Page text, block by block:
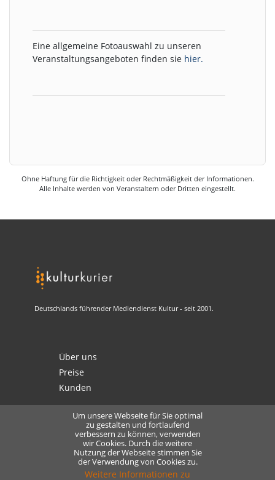
Eine allgemeine Fotoauswahl zu unseren
Veranstaltungsangeboten finden sie hier.
Ohne Haftung für die Richtigkeit oder Rechtmäßigkeit der Informationen.
Alle Inhalte werden von Veranstaltern oder Dritten eingestellt.
Deutschlands führender Mediendienst Kultur - seit 2001.
Über uns
Preise
Kunden
Kontakt
Datenschutz
Lizensierung
Um unsere Webseite für Sie optimal
zu gestalten und fortlaufend
verbessern zu können, verwenden
wir Cookies. Durch die weitere
Nutzung der Webseite stimmen Sie
der Verwendung von Cookies zu.
Weitere Informationen zu